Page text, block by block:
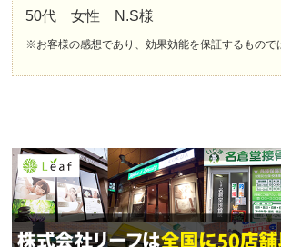
50代 女性 N.S様
※お客様の感想であり、効果効能を保証するもので